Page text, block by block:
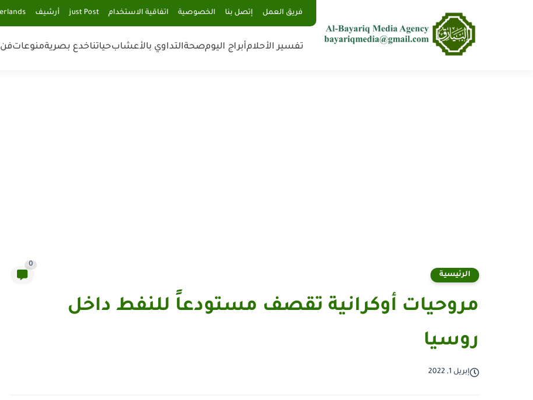
فريق العمل إتصل بنا الخصوصية اتفاقية الاستخدام just Post أرشيف
تفسير الأحلامأبراج اليومصحةالتداوي بالأعشابحياتناخدع بصريةمنوعاتفن
الرئيسية
0
مروحيات أوكرانية تقصف مستودعاً للنفط داخل
روسيا
إبريل 1, 2022